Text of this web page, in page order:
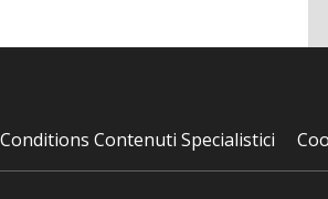
Contenuti Specialistici